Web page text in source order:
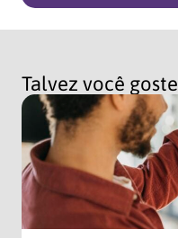
Talvez você goste